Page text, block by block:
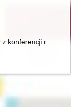
z konferencji
Fryderyka